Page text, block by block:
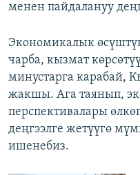
менен пайдалануу
Экономикалык
чарба, кызмат
минустарга карабай,
жакшы. Ага таянып,
перспективалары
деңгээлге жетүүгө
ишенебиз.